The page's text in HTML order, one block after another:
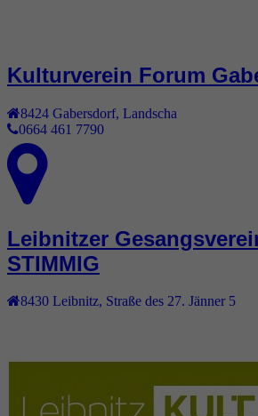
Kulturverein Forum
8424 Gabersdorf, Landscha
0664 461 7790
Leibnitzer
STIMMIG
8430 Leibnitz, Straße des 27. Jänner 5